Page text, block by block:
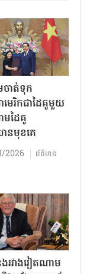
ាត់ទុក
មេរិកជាដៃគូមួយ
ដៃគូ
នមុខគេ
2026 ព័ត៌មាន
រវាងវៀតណាម